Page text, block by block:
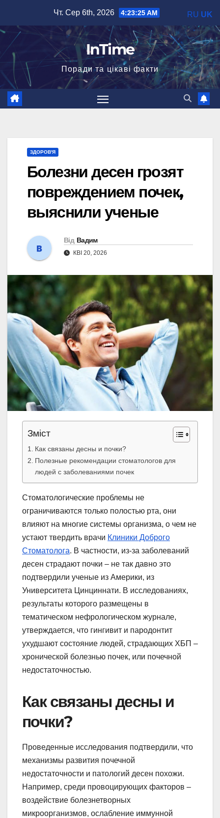
вмісту
Чт. Сер 6th, 2026 4:23:25 AM
InTime
Поради та цікаві факти
ЗДОРОВ'Я
Болезни десен грозят
повреждением почек,
выяснили ученые
Від Вадим
КВІ 20, 2026
Зміст
Как связаны десны и почки?
Полезные рекомендации стоматологов для
людей с заболеваниями почек
Стоматологические проблемы не
ограничиваются только полостью рта, они
влияют на многие системы организма, о чем не
устают твердить врачи Клиники Доброго
Стоматолога. В частности, из-за заболеваний
десен страдают почки – не так давно это
подтвердили ученые из Америки, из
Университета Цинциннати. В исследованиях,
результаты которого размещены в
тематическом нефрологическом журнале,
утверждается, что гингивит и пародонтит
ухудшают состояние людей, страдающих ХБП –
хронической болезнью почек, или почечной
недостаточностью.
Как связаны десны и
почки?
Проведенные исследования подтвердили, что
механизмы развития почечной
недостаточности и патологий десен похожи.
Например, среди провоцирующих факторов –
воздействие болезнетворных
микроорганизмов, ослабление иммунной
RU UK